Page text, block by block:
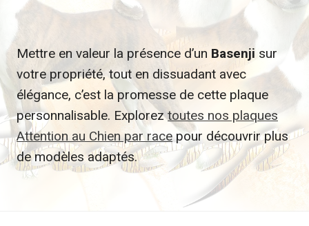
Mettre en valeur la présence d’un Basenji sur
votre propriété, tout en dissuadant avec
élégance, c’est la promesse de cette plaque
personnalisable. Exploreztoutes nos plaques
Attention au Chien par racepour découvrir plus
de modèles adaptés.